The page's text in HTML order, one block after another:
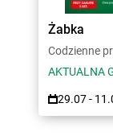
Żabka
Codzienne
AKTUALNA
29.07 -